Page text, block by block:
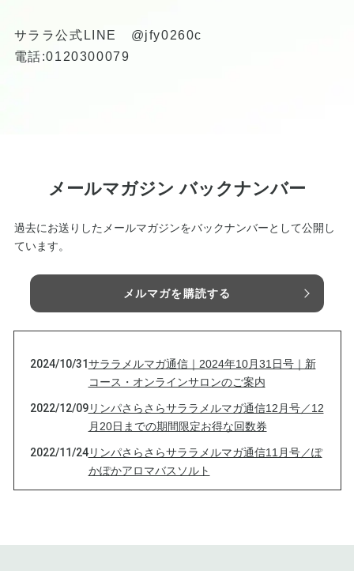
サララ公式LINE @jfy0260c
電話:0120300079
メールマガジン バックナンバー
過去にお送りしたメールマガジンをバックナンバーとして公開し
ています。
メルマガを購読する
2024/10/31サララメルマガ通信｜2024年10月31日号｜新
コース・オンラインサロンのご案内
2022/12/09リンパさらさらサララメルマガ通信12月号／12
月20日までの期間限定お得な回数券
2022/11/24リンパさらさらサララメルマガ通信11月号／ぽ
かぽかアロマバスソルト